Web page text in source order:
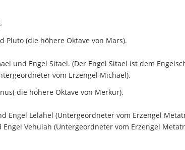
Pluto (die höhere Oktave von Mars).
und Engel Sitael. (Der Engel Sitael ist dem
vom Erzengel Michael).
die höhere Oktave von Merkur).
Engel Lelahel (Untergeordneter vom Erzengel
Vehuiah (Untergeordneter vom Erzengel